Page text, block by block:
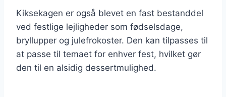
Kiksekagen er også blevet en fast bestanddel
ved festlige lejligheder som fødselsdage,
bryllupper og julefrokoster. Den kan tilpasses til
at passe til temaet for enhver fest, hvilket gør
den til en alsidig dessertmulighed.